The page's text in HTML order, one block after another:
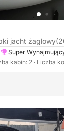
jacht żaglowy
Super
kabin: 2 · Liczba